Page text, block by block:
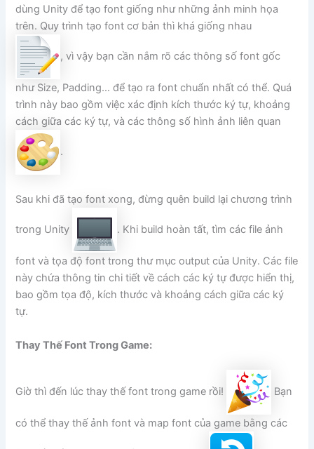
dùng Unity để tạo font giống như những ảnh minh họa
trên. Quy trình tạo font cơ bản thì khá giống nhau
, vì vậy bạn cần nắm rõ các thông số font gốc
như Size, Padding… để tạo ra font chuẩn nhất có thể. Quá
trình này bao gồm việc xác định kích thước ký tự, khoảng
cách giữa các ký tự, và các thông số hình ảnh liên quan
.
Sau khi đã tạo font xong, đừng quên build lại chương trình
trong Unity . Khi build hoàn tất, tìm các file ảnh
font và tọa độ font trong thư mục output của Unity. Các file
này chứa thông tin chi tiết về cách các ký tự được hiển thị,
bao gồm tọa độ, kích thước và khoảng cách giữa các ký
tự.
Thay Thế Font Trong Game:
Giờ thì đến lúc thay thế font trong game rồi! Bạn
có thể thay thế ảnh font và map font của game bằng các